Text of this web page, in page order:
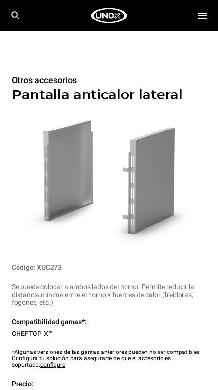
Otros accesorios
Pantalla anticalor lateral
Código: XUC273
Se puede colocar a ambos lados del horno. Permite reducir la
distancia mínima entre el horno y fuentes de calor (freidoras,
fogones, etc.).
Compatibilidad gamas*:
CHEFTOP-X™
*Algunas versiones de las gamas anteriores pueden no ser compatibles.
Configura tu solución para asegurarte de que el accesorio es
soportado.configure
Precio: